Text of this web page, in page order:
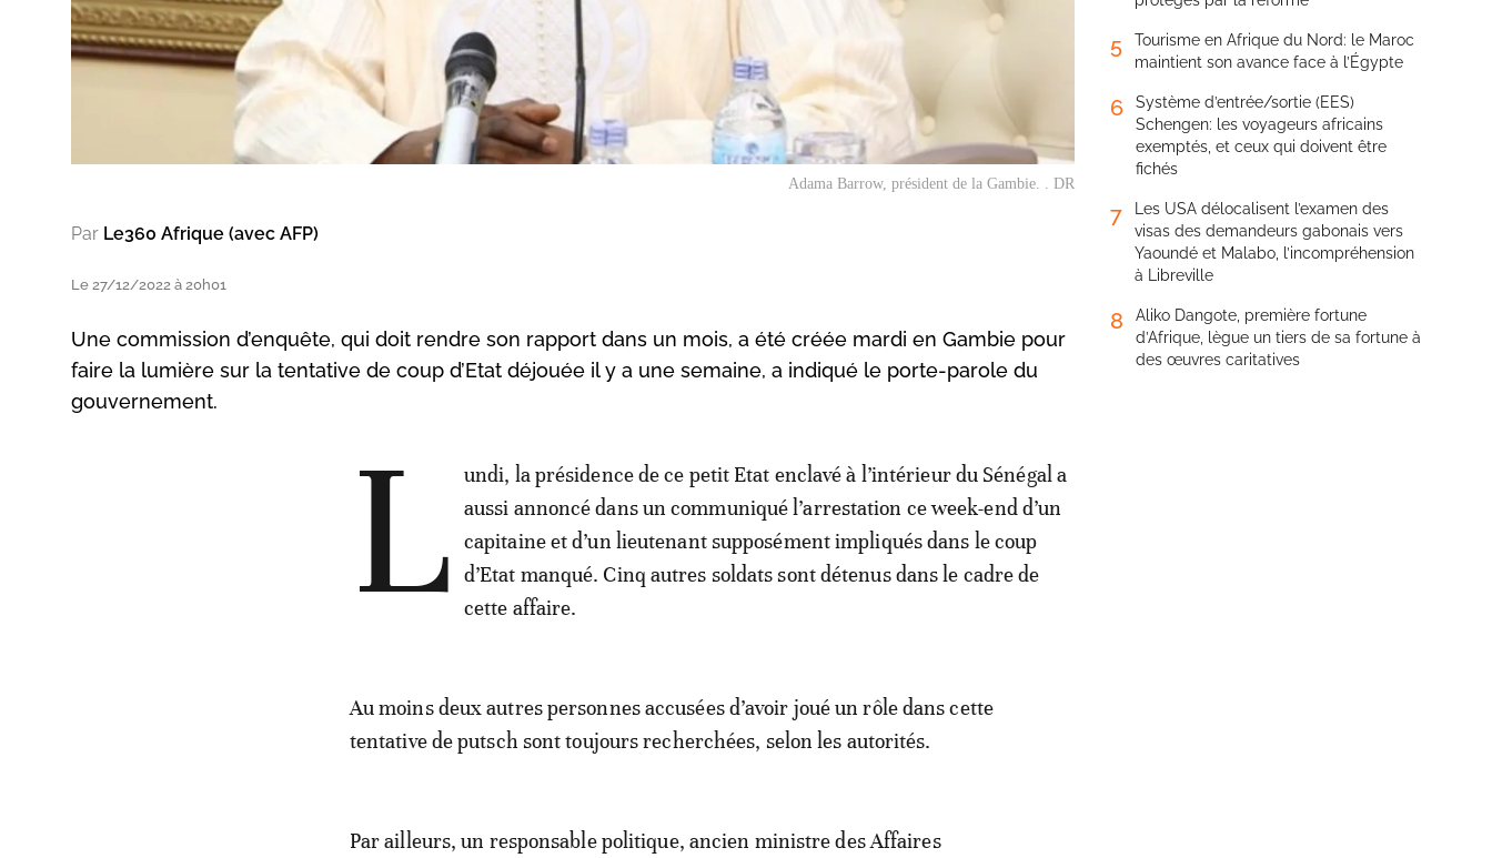
Adama Barrow, président de la Gambie. . DR
Par Le360 Afrique (avec AFP)
Le 27/12/2022 à 20h01
Une commission d’enquête, qui doit rendre son rapport dans un mois, a été créée mardi en Gambie pour
faire la lumière sur la tentative de coup d’Etat déjouée il y a une semaine, a indiqué le porte-parole du
gouvernement.
L
undi, la présidence de ce petit Etat enclavé à l’intérieur du Sénégal a
aussi annoncé dans un communiqué l’arrestation ce week-end d’un
capitaine et d’un lieutenant supposément impliqués dans le coup
d’Etat manqué. Cinq autres soldats sont détenus dans le cadre de
cette affaire.
Au moins deux autres personnes accusées d’avoir joué un rôle dans cette
tentative de putsch sont toujours recherchées, selon les autorités.
Par ailleurs, un responsable politique, ancien ministre des Affaires
5
Tourisme en Afrique du Nord: le Maroc
maintient son avance face à l’Égypte
6
Système d’entrée/sortie (EES)
Schengen: les voyageurs africains
exemptés, et ceux qui doivent être
fichés
7
Les USA délocalisent l’examen des
visas des demandeurs gabonais vers
Yaoundé et Malabo, l’incompréhension
à Libreville
8
Aliko Dangote, première fortune
d’Afrique, lègue un tiers de sa fortune à
des œuvres caritatives